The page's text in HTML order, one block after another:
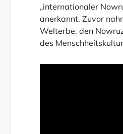
„internationaler
anerkannt. Zuvor
Welterbe, den
des